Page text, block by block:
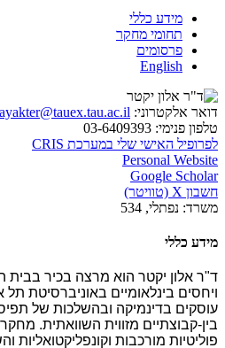
מידע כללי
תחומי מחקר
פרסומים
English
דואר אלקטרוני: ayakter@tauex.tau.ac.il
טלפון פנימי:
לפרופיל האישי שלי במערכת CRIS
Personal Website
Google Scholar
חשבון X (טוויטר)
משרד: נפתלי, 534
מידע כללי
ד"ר אלון יקטר הוא מרצה בכיר
ויחסים בינלאומיים באוניברסיטת
עוסקים בדינמיקה ובהשלכות של
בין-קבוצתיים מזווית השוואתית.
פוליטיות מורכבות וקונפליקטואליות